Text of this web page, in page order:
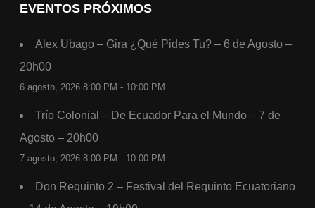
EVENTOS PRÓXIMOS
Alex Ubago – Gira ¿Qué Pides Tu? – 6 de Agosto –
20h00
6 agosto, 2026 8:00 PM - 10:00 PM
Trío Colonial – De Ecuador Para el Mundo – 7 de
Agosto – 20h00
7 agosto, 2026 8:00 PM - 10:00 PM
Don Requinto 2 – Festival del Requinto Ecuatoriano